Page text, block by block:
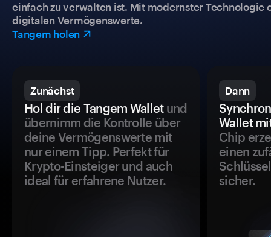
einfach zu verwalten ist. Mit modernster
digitalen Vermögenswerte.
Tangem holen
Zunächst
Hol dir die Tangem Walletund
übernimm die Kontrolle über
deine Vermögenswerte mit
nur einem Tipp. Perfekt für
Krypto-Einsteiger und auch
ideal für erfahrene Nutzer.
Dann
Wallet
Chip
einen
sicher.